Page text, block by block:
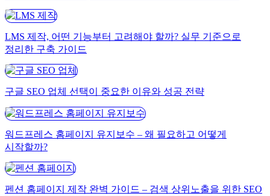
LMS 제작, 어떤 기능부터 고려해야 할까? 실무 기준으로
정리한 구축 가이드
구글 SEO 업체 선택이 중요한 이유와 성공 전략
워드프레스 홈페이지 유지보수 – 왜 필요하고 어떻게
시작할까?
펜션 홈페이지 제작 완벽 가이드 – 검색 상위노출을 위한 SEO